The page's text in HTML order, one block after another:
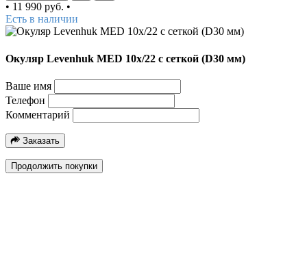
• 11 990 руб. •
Есть в наличии
Окуляр Levenhuk MED 10x/22 с сеткой (D30 мм)
Ваше имя
Телефон
Комментарий
Заказать
Продолжить покупки